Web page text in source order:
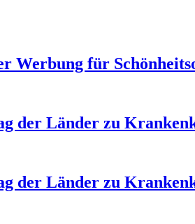
Werbung für
der Länder zu
der Länder zu